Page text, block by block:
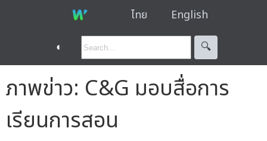
ไทย English
◐ 🔍︎
ภาพข่าว: C&G มอบสื่อการ
เรียนการสอน